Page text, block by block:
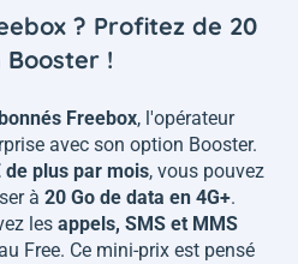
? Profitez de 20
!
Freebox, l'opérateur
avec son option Booster.
de plus par mois, vous pouvez
à 20 Go de data en 4G+.
les appels, SMS et MMS
Free. Ce mini-prix est pensé